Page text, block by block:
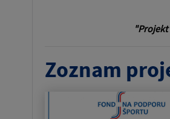
Zoznam